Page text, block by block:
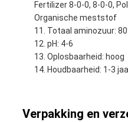
Fertilizer 8-0-0, 8-0-0,
Organische meststof
Totaal aminozuur:
pH: 4-6
Oplosbaarheid: hoog
Houdbaarheid: 1-3
Verpakking en